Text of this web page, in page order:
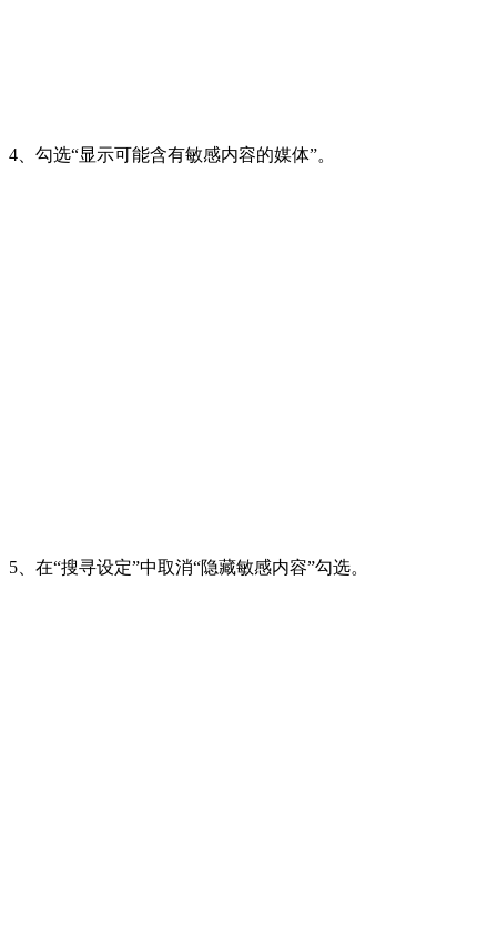
4、勾选“显示可能含有敏感内容的媒体”。
5、在“搜寻设定”中取消“隐藏敏感内容”勾选。